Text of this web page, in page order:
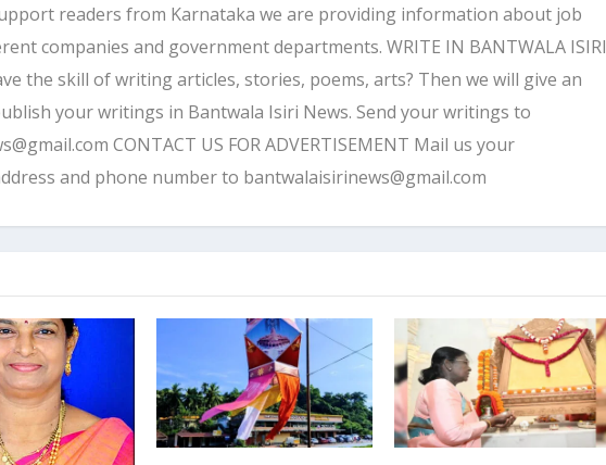
readers from Karnataka we are providing information about job
companies and government departments. WRITE IN BANTWALA ISIRI
the skill of writing articles, stories, poems, arts? Then we will give an
your writings in Bantwala Isiri News. Send your writings to
CONTACT US FOR ADVERTISEMENT Mail us your
and phone number to bantwalaisirinews@gmail.com